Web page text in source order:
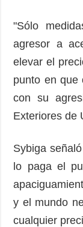
"Sólo
agresor a
elevar el
punto en que
con su
Exteriores de
Sybiga
lo paga el
y el mundo
cualquier